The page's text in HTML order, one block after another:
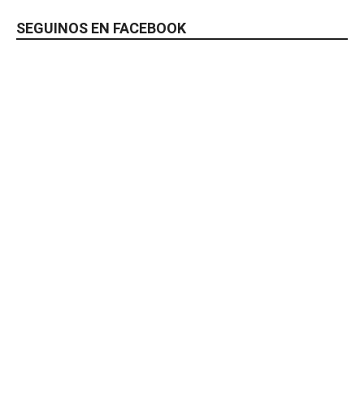
SEGUINOS EN FACEBOOK